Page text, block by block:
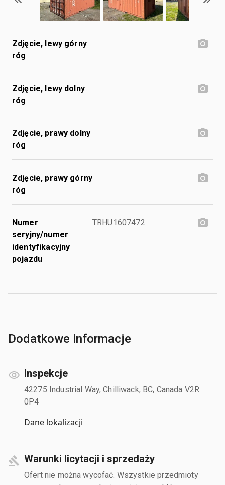
Zdjęcie, lewy górny
róg
Zdjęcie, lewy dolny
róg
Zdjęcie, prawy dolny
róg
Zdjęcie, prawy górny
róg
Numer
seryjny/numer
identyfikacyjny
pojazdu
TRHU1607472
Dodatkowe informacje
Inspekcje
42275 Industrial Way, Chilliwack, BC, Canada V2R
0P4
Dane lokalizacji
Warunki licytacji i sprzedaży
Ofert nie można wycofać. Wszystkie przedmioty